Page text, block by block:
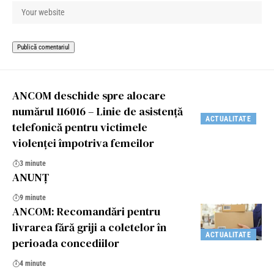
ACTUALITATE
ANCOM deschide spre alocare
numărul 116016 – Linie de asistență
telefonică pentru victimele
violenței împotriva femeilor
3 minute
ANUNȚ
9 minute
ACTUALITATE
ANCOM: Recomandări pentru
livrarea fără griji a coletelor în
perioada concediilor
4 minute